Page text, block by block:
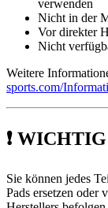
verwenden
Nicht in der
Vor direkter
Nicht
Weitere
sports.com/
❗ WICHTIG
Sie können jedes
Pads ersetzen oder